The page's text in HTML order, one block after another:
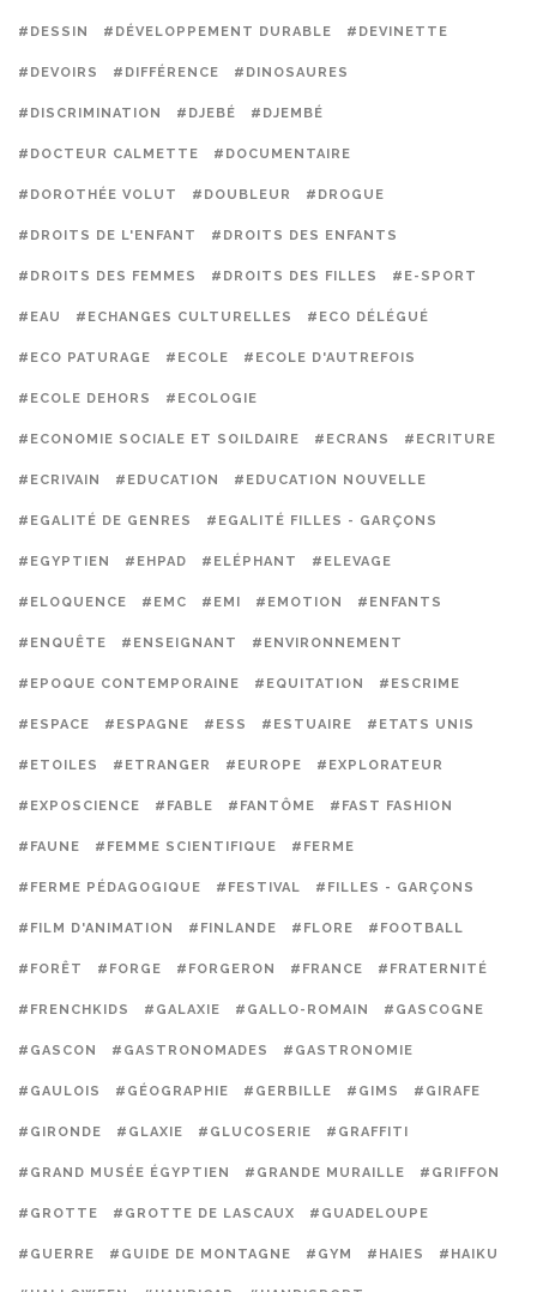
#DESSIN #DÉVELOPPEMENT DURABLE #DEVINETTE
#DEVOIRS #DIFFÉRENCE #DINOSAURES
#DISCRIMINATION #DJEBÉ #DJEMBÉ
#DOCTEUR CALMETTE #DOCUMENTAIRE
#DOROTHÉE VOLUT #DOUBLEUR #DROGUE
#DROITS DE L'ENFANT #DROITS DES ENFANTS
#DROITS DES FEMMES #DROITS DES FILLES #E-SPORT
#EAU #ECHANGES CULTURELLES #ECO DÉLÉGUÉ
#ECO PATURAGE #ECOLE #ECOLE D'AUTREFOIS
#ECOLE DEHORS #ECOLOGIE
#ECONOMIE SOCIALE ET SOILDAIRE #ECRANS #ECRITURE
#ECRIVAIN #EDUCATION #EDUCATION NOUVELLE
#EGALITÉ DE GENRES #EGALITÉ FILLES - GARÇONS
#EGYPTIEN #EHPAD #ELÉPHANT #ELEVAGE
#ELOQUENCE #EMC #EMI #EMOTION #ENFANTS
#ENQUÊTE #ENSEIGNANT #ENVIRONNEMENT
#EPOQUE CONTEMPORAINE #EQUITATION #ESCRIME
#ESPACE #ESPAGNE #ESS #ESTUAIRE #ETATS UNIS
#ETOILES #ETRANGER #EUROPE #EXPLORATEUR
#EXPOSCIENCE #FABLE #FANTÔME #FAST FASHION
#FAUNE #FEMME SCIENTIFIQUE #FERME
#FERME PÉDAGOGIQUE #FESTIVAL #FILLES - GARÇONS
#FILM D'ANIMATION #FINLANDE #FLORE #FOOTBALL
#FORÊT #FORGE #FORGERON #FRANCE #FRATERNITÉ
#FRENCHKIDS #GALAXIE #GALLO-ROMAIN #GASCOGNE
#GASCON #GASTRONOMADES #GASTRONOMIE
#GAULOIS #GÉOGRAPHIE #GERBILLE #GIMS #GIRAFE
#GIRONDE #GLAXIE #GLUCOSERIE #GRAFFITI
#GRAND MUSÉE ÉGYPTIEN #GRANDE MURAILLE #GRIFFON
#GROTTE #GROTTE DE LASCAUX #GUADELOUPE
#GUERRE #GUIDE DE MONTAGNE #GYM #HAIES #HAIKU